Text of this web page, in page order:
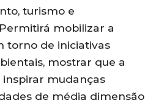
turismo e
mobilizar a
torno de iniciativas
mostrar que a
inspirar mudanças
de média dimensão